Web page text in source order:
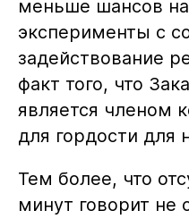
меньше шансов
эксперименты с
задействование
факт того, что
является членом
для гордости для
Тем более, что
минут говорит не